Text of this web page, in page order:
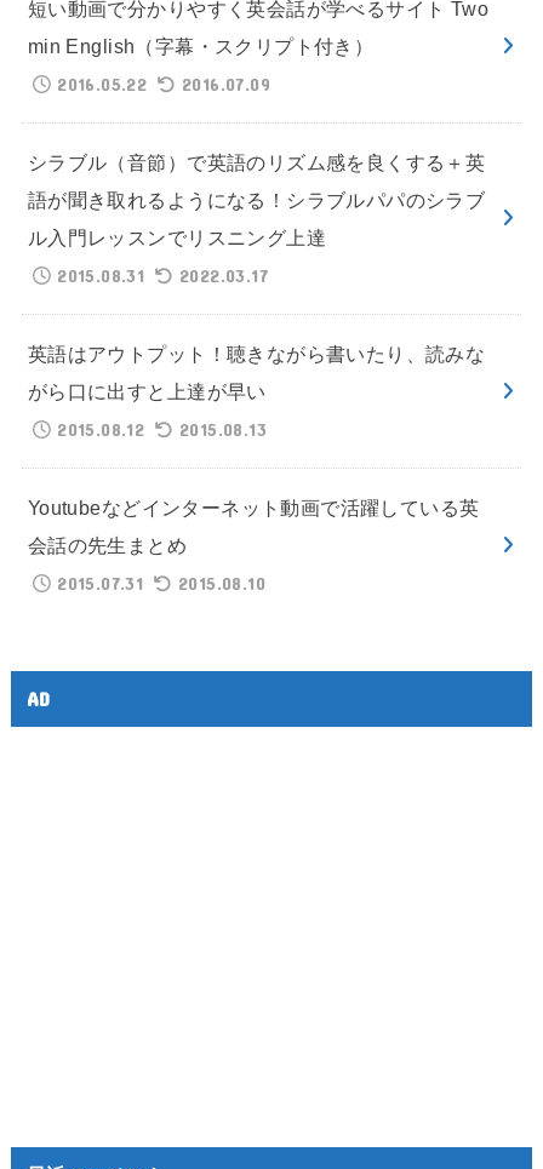
短い動画で分かりやすく英会話が学べるサイト Two
min English（字幕・スクリプト付き）
2016.05.22
2016.07.09
シラブル（音節）で英語のリズム感を良くする＋英
語が聞き取れるようになる！シラブルパパのシラブ
ル入門レッスンでリスニング上達
2015.08.31
2022.03.17
英語はアウトプット！聴きながら書いたり、読みな
がら口に出すと上達が早い
2015.08.12
2015.08.13
Youtubeなどインターネット動画で活躍している英
会話の先生まとめ
2015.07.31
2015.08.10
AD